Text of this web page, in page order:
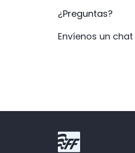
¿Preguntas?
Envíenos un chat